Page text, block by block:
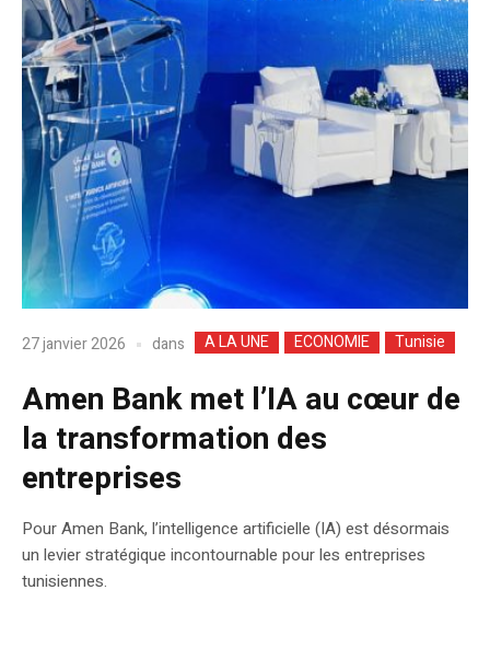
27 janvier 2026 dans A LA UNE ECONOMIE Tunisie
Amen Bank met l’IA au cœur de
la transformation des
entreprises
Pour Amen Bank, l’intelligence artificielle (IA) est désormais
un levier stratégique incontournable pour les entreprises
tunisiennes.